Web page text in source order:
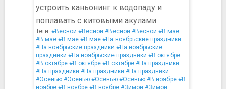
устроить каньонинг к водопаду и
поплавать с китовыми акулами
Теги: #Весной #Весной #Весной #Весной #В мае
#В мае #В мае #В мае #На ноябрьские праздники
#На ноябрьские праздники #На ноябрьские
праздники #На ноябрьские праздники #В октябре
#В октябре #В октябре #В октябре #На праздники
#На праздники #На праздники #На праздники
#Осенью #Осенью #Осенью #Осенью #В ноябре #В
ноябре #В ноябре #В ноябре #Зимой #Зимой